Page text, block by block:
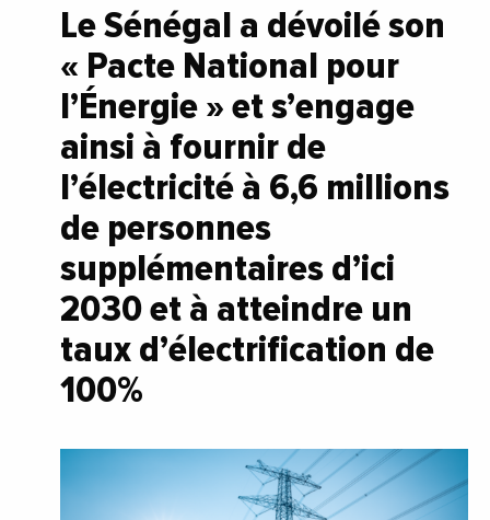
Le Sénégal a dévoilé son
« Pacte National pour
l’Énergie » et s’engage
ainsi à fournir de
l’électricité à 6,6 millions
de personnes
supplémentaires d’ici
2030 et à atteindre un
taux d’électrification de
100%